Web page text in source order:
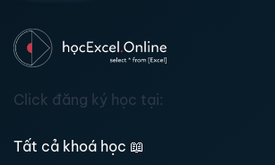
Click đăng ký học tại:
Tất cả khoá học 📖